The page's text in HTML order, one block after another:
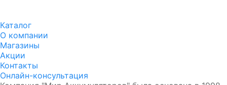
Каталог
О компании
Магазины
Акции
Контакты
Онлайн-консультация